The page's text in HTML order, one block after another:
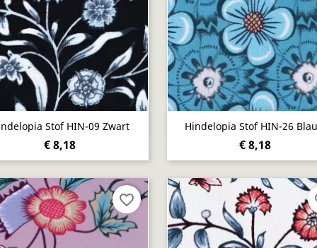
Stof HIN-09 Zwart
€ 8,18
Snel bekijken Hindelopia Stof HIN-26
€ 8,18
Snel bekijken
favorite_border